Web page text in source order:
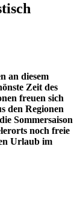
an diesem
Zeit des
freuen sich
den Regionen
Sommersaison
noch freie
Urlaub im